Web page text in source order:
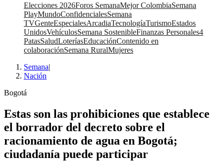
Elecciones 2026Foros SemanaMejor ColombiaSemana
PlayMundoConfidencialesSemana
TVGenteEspecialesArcadiaTecnologíaTurismoEstados
UnidosVehículosSemana SostenibleFinanzas Personales4
PatasSaludLoteríasEducaciónContenido en
colaboraciónSemana RuralMujeres
Semana|
Nación
Bogotá
Estas son las prohibiciones que establece
el borrador del decreto sobre el
racionamiento de agua en Bogotá;
ciudadanía puede participar